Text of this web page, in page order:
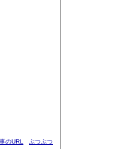
のURL ぶつぶつ